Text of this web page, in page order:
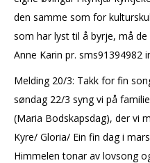
den samme som for
som har lyst til å byrje, må
Anne Karin pr. sms91394982
Melding 20/3: Takk for fin
søndag 22/3 syng vi på
(Maria Bodskapsdag), der vi
Kyre/ Gloria/ Ein fin dag i
Himmelen tonar av lovsong